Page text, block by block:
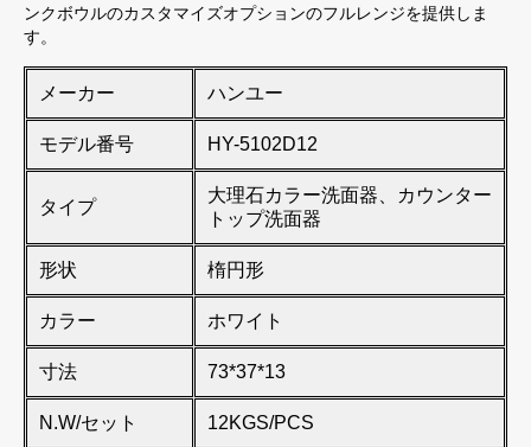
ンクボウルのカスタマイズオプションのフルレンジを提供しま
す。
メーカー ハンユー
モデル番号 HY-5102D12
タイプ
大理石カラー洗面器、カウンター
トップ洗面器
形状 楕円形
カラー ホワイト
寸法 73*37*13
N.W/セット 12KGS/PCS